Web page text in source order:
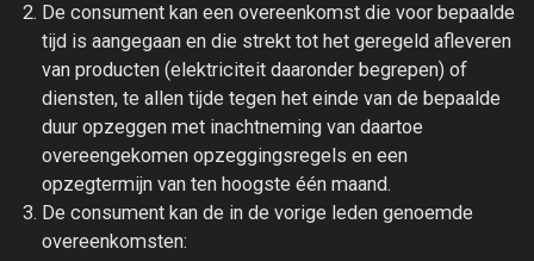
De consument kan een overeenkomst die voor bepaalde
tijd is aangegaan en die strekt tot het geregeld afleveren
van producten (elektriciteit daaronder begrepen) of
diensten, te allen tijde tegen het einde van de bepaalde
duur opzeggen met inachtneming van daartoe
overeengekomen opzeggingsregels en een
opzegtermijn van ten hoogste één maand.
De consument kan de in de vorige leden genoemde
overeenkomsten: